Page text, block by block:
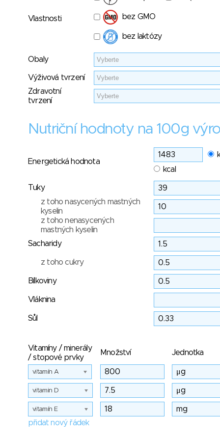
Vlastnosti bez GMO
bez laktózy
Obaly
Výživová tvrzení
Zdravotní
tvrzení
Nutriční hodnoty na 100g
Energetická hodnota
kcal
Tuky
z toho nasycených mastných
kyselin
z toho nenasycených
mastných kyselin
Sacharidy
z toho cukry
Bílkoviny
Vláknina
Sůl
Vitamíny / minerály
/ stopové prvky
Množství Jednotka
vitamín A
vitamin D
vitamín E
přidat nový řádek